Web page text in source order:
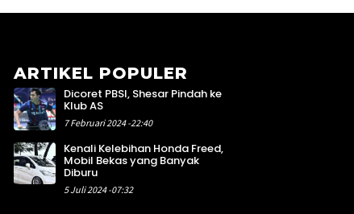
ARTIKEL POPULER
Dicoret PBSI, Shesar Pindah ke
Klub AS
7 Februari 2024 -22:40
Kenali Kelebihan Honda Freed,
Mobil Bekas yang Banyak
Diburu
5 Juli 2024 -07:32